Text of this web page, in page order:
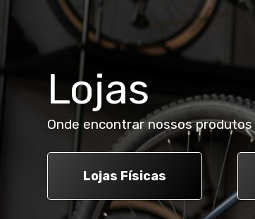
Pressione "enter" para buscar ou ESC
Lojas
Onde encontrar nossos produtos
Lojas Físicas